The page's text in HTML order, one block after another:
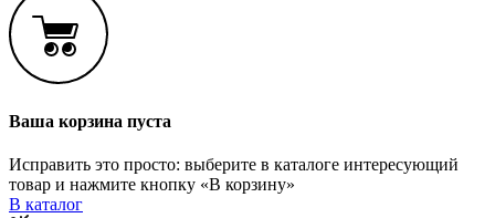
Ваша корзина пуста
Исправить это просто: выберите в каталоге интересующий
товар и нажмите кнопку «В корзину»
В каталог